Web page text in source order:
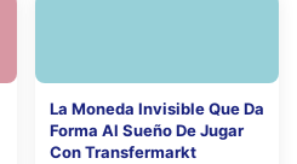
La Moneda Invisible Que Da
Forma Al Sueño De Jugar
Con Transfermarkt